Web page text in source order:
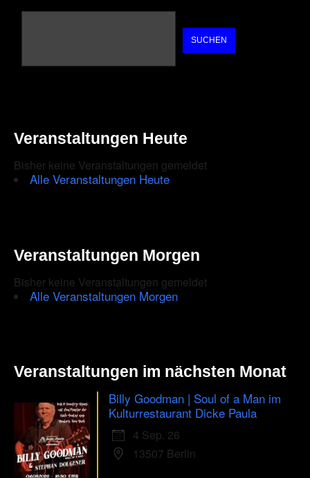
SUCHEN
Veranstaltungen Heute
Bisher keine Veranstaltungen gemeldet
Alle Veranstaltungen Heute
Veranstaltungen Morgen
Bisher keine Veranstaltungen gemeldet
Alle Veranstaltungen Morgen
Veranstaltungen im nächsten Monat
Billy Goodman | Soul of a Man im
Kulturrestaurant Dicke Paula
4 Sep. 26
13507 Berlin